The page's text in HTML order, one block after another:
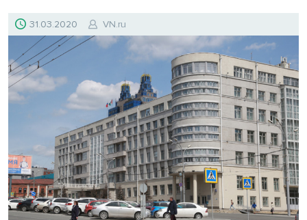
31.03.2020 VN.ru